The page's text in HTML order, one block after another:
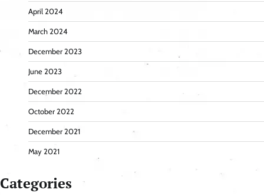
April 2024
March 2024
December 2023
June 2023
December 2022
October 2022
December 2021
May 2021
Categories